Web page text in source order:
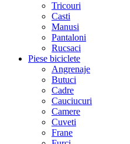
Tricouri
Casti
Manusi
Pantaloni
Rucsaci
Piese biciclete
Angrenaje
Butuci
Cadre
Cauciucuri
Camere
Cuveti
Frane